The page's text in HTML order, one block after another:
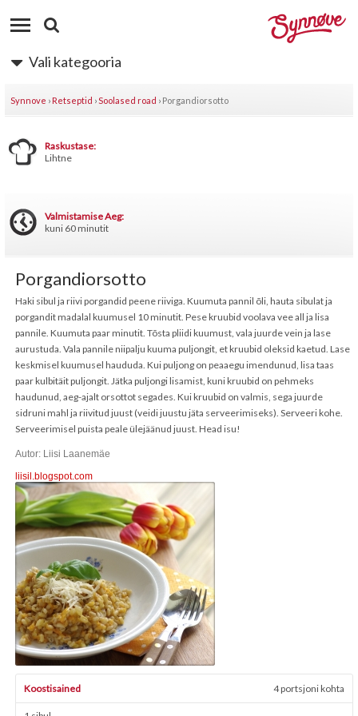
Vali kategooria
Synnove ›Retseptid ›Soolased road › Porgandiorsotto
Raskustase:
Lihtne
Valmistamise Aeg:
kuni 60 minutit
Porgandiorsotto
Haki sibul ja riivi porgandid peene riiviga. Kuumuta pannil õli, hauta sibulat ja
porgandit madalal kuumusel 10 minutit. Pese kruubid voolava vee all ja lisa
pannile. Kuumuta paar minutit. Tõsta pliidi kuumust, vala juurde vein ja lase
aurustuda. Vala pannile niipalju kuuma puljongit, et kruubid oleksid kaetud. Lase
keskmisel kuumusel haududa. Kui puljong on peaaegu imendunud, lisa taas
paar kulbitäit puljongit. Jätka puljongi lisamist, kuni kruubid on pehmeks
haudunud, aeg-ajalt orsottot segades. Kui kruubid on valmis, sega juurde
sidruni mahl ja riivitud juust (veidi juustu jäta serveerimiseks). Serveeri kohe.
Serveerimisel puista peale ülejäänud juust. Head isu!
Autor: Liisi Laanemäe
liisil.blogspot.com
4 portsjoni kohta
Koostisained